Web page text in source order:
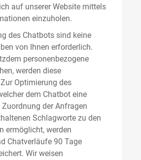
auf unserer Website mittels
einzuholen.
des Chatbots sind keine
von Ihnen erforderlich.
personenbezogene
werden diese
Optimierung des
dem Chatbot eine
der Anfragen
Schlagworte zu den
ermöglicht, werden
Chatverläufe 90 Tage
Wir weisen